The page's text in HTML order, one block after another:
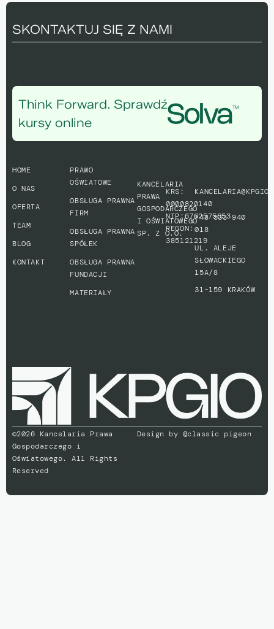
SKONTAKTUJ SIĘ Z NAMI
Think Forward. Sprawdź
kursy online
KANCELARIA
PRAWA
GOSPODARCZEGO
I OŚWIATOWEGO
SP. Z O.O.
KRS:
0000820140
NIP:6762575653
REGON:
385121219
+48 533 940
018
UL. ALEJE
SŁOWACKIEGO
15A/8
31-159 KRAKÓW
HOME
O NAS
OFERTA
TEAM
BLOG
KONTAKT
PRAWO
OŚWIATOWE
OBSŁUGA PRAWNA
FIRM
OBSŁUGA PRAWNA
SPÓŁEK
OBSŁUGA PRAWNA
FUNDACJI
MATERIAŁY
©2026 Kancelaria Prawa
Gospodarczego i
Oświatowego. All Rights
Reserved
Design by @classic pigeon